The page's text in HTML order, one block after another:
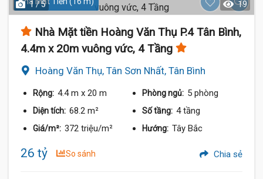
1 / 5 19
Nhà Mặt tiền Hoàng Văn Thụ P.4 Tân Bình,
4.4m x 20m vuông vức, 4 Tầng
Hoàng Văn Thụ, Tân Sơn Nhất, Tân Bình
Rộng: 4.4 m x 20 m Phòng ngủ: 5 phòng
Diện tích: 68.2 m² Số tầng: 4 tầng
Giá/m²: 372 triệu/m² Hướng: Tây Bắc
26 tỷ So sánh Chia sẻ